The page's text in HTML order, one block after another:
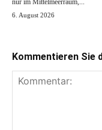
nur im Mittelmeerraum,...
6. August 2026
Kommentieren Sie